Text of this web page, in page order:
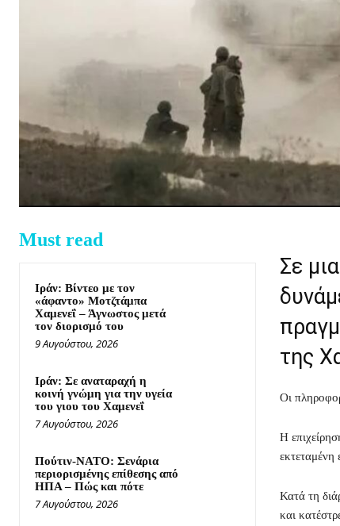
Must read
Ιράν: Βίντεο με τον
«άφαντο» Μοτζτάμπα
Χαμενεΐ – Άγνωστος μετά
τον διορισμό του
9 Αυγούστου, 2026
Ιράν: Σε αναταραχή η
κοινή γνώμη για την υγεία
του γιου του Χαμενεΐ
7 Αυγούστου, 2026
Πούτιν-ΝΑΤΟ: Σενάρια
περιορισμένης επίθεσης από
ΗΠΑ – Πώς και πότε
7 Αυγούστου, 2026
Σε
της
Οι
Η
εκτεταμένη
Κατά τη
και